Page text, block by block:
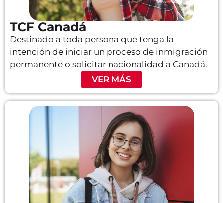
TCF Canadá
Destinado a toda persona que tenga la
intención de iniciar un proceso de inmigración
permanente o solicitar nacionalidad a Canadá.
VER MÁS